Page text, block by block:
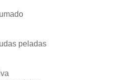
peladas